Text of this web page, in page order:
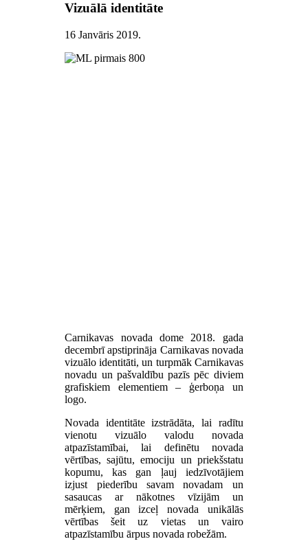
Vizuālā identitāte
16 Janvāris 2019.
Carnikavas novada dome 2018. gada
decembrīapstiprināja Carnikavas novada
vizuālo identitāti, un turpmāk Carnikavas
novadu un pašvaldību pazīs pēc diviem
grafiskiem elementiem – ģerboņa un
logo.
Novada identitāte izstrādāta, lai radītu
vienotu vizuālo valodu novada
atpazīstamībai, lai definētu novada
vērtības, sajūtu, emociju un priekšstatu
kopumu, kas gan ļauj iedzīvotājiem
izjust piederību savam novadam un
sasaucas ar nākotnes vīzijām un
mērķiem, gan izceļ novada unikālās
vērtības šeit uz vietas un vairo
atpazīstamību ārpus novada robežām.